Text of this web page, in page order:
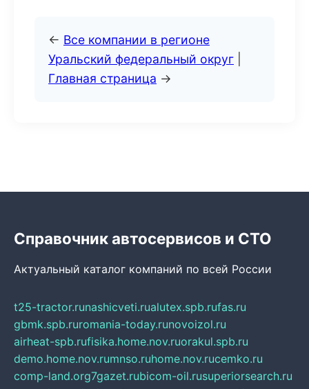
← Все компании в регионе
Уральский федеральный округ
Главная страница →
Справочник автосервисов и СТО
Актуальный каталог компаний по всей России
t25-tractor.runashicveti.rualutex.spb.rufas.ru
gbmk.spb.ruromania-today.runovoizol.ru
airheat-spb.rufisika.home.nov.ruorakul.spb.ru
demo.home.nov.rumnso.ruhome.nov.rucemko.ru
comp-land.org7gazet.rubicom-oil.rusuperiorsearch.ru